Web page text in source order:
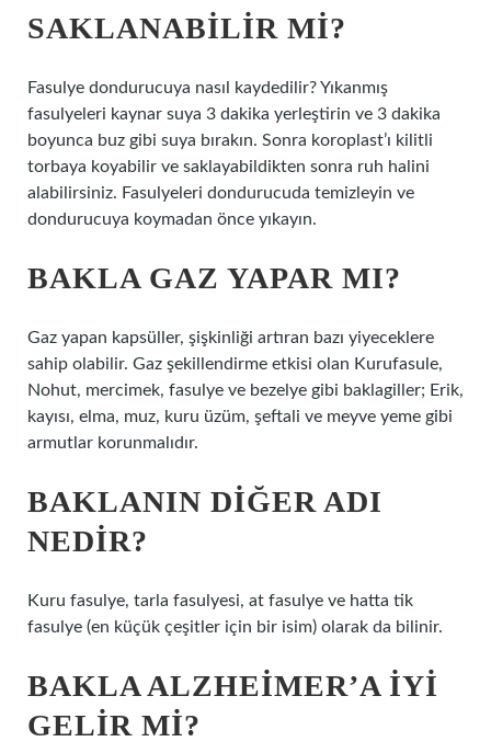
SAKLANABILIR MI?
Fasulye dondurucuya nasıl kaydedilir? Yıkanmış
fasulyeleri kaynar suya 3 dakika yerleştirin ve 3 dakika
boyunca buz gibi suya bırakın. Sonra koroplast’ı kilitli
torbaya koyabilir ve saklayabildikten sonra ruh halini
alabilirsiniz. Fasulyeleri dondurucuda temizleyin ve
dondurucuya koymadan önce yıkayın.
BAKLA GAZ YAPAR MI?
Gaz yapan kapsüller, şişkinliği artıran bazı yiyeceklere
sahip olabilir. Gaz şekillendirme etkisi olan Kurufasule,
Nohut, mercimek, fasulye ve bezelye gibi baklagiller; Erik,
kayısı, elma, muz, kuru üzüm, şeftali ve meyve yeme gibi
armutlar korunmalıdır.
BAKLANIN DIĞER ADI
NEDIR?
Kuru fasulye, tarla fasulyesi, at fasulye ve hatta tik
fasulye (en küçük çeşitler için bir isim) olarak da bilinir.
BAKLA ALZHEIMER’A IYI
GELIR MI?